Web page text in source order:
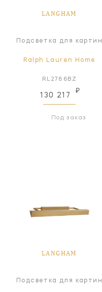
LANGHAM
Подсветка для картин
Ralph Lauren Home
RL2786BZ
130 217
₽
Под заказ
LANGHAM
Подсветка для картин